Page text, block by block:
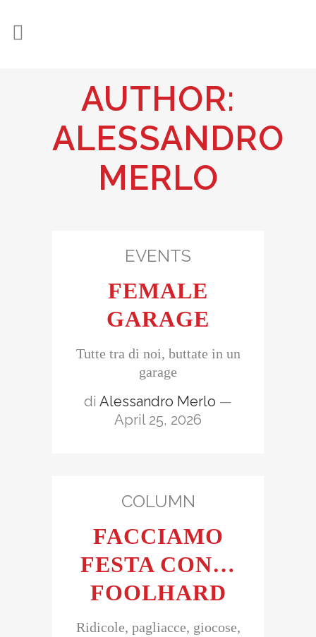
AUTHOR:
ALESSANDRO
MERLO
EVENTS
FEMALE
GARAGE
Tutte tra di noi, buttate in un
garage
di Alessandro Merlo —
April 25, 2026
COLUMN
FACCIAMO
FESTA CON…
FOOLHARD
Ridicole, pagliacce, giocose,